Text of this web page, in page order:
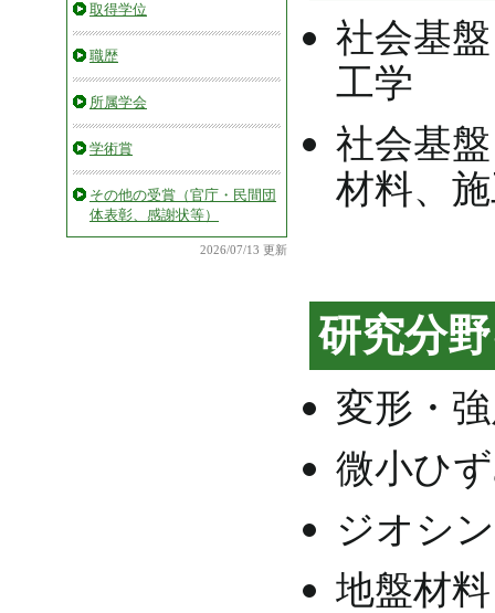
取得学位
職歴
所属学会
学術賞
その他の受賞（官庁・民間団
体表彰、感謝状等）
2026/07/13 更新
社会基
工学
社会基
材料、
研究分
変形・
微小ひ
ジオシ
地盤材